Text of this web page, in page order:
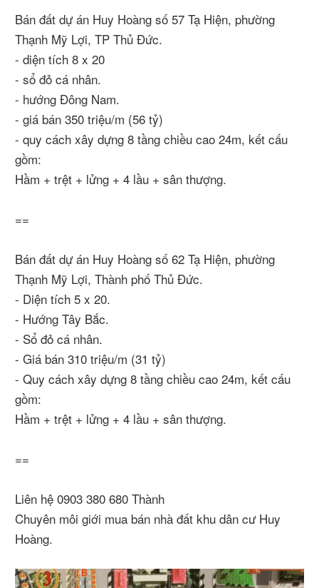
Bán đất dự án Huy Hoàng số 57 Tạ Hiện, phường
Thạnh Mỹ Lợi, TP Thủ Đức.
- diện tích 8 x 20
- sổ đỏ cá nhân.
- hướng Đông Nam.
- giá bán 350 triệu/m (56 tỷ)
- quy cách xây dựng 8 tầng chiều cao 24m, kết cấu
gồm:
Hầm + trệt + lửng + 4 lầu + sân thượng.
==
Bán đất dự án Huy Hoàng số 62 Tạ Hiện, phường
Thạnh Mỹ Lợi, Thành phố Thủ Đức.
- Diện tích 5 x 20.
- Hướng Tây Bắc.
- Sổ đỏ cá nhân.
- Giá bán 310 triệu/m (31 tỷ)
- Quy cách xây dựng 8 tầng chiều cao 24m, kết cấu
gồm:
Hầm + trệt + lửng + 4 lầu + sân thượng.
==
Liên hệ 0903 380 680 Thành
Chuyên môi giới mua bán nhà đất khu dân cư Huy
Hoàng.